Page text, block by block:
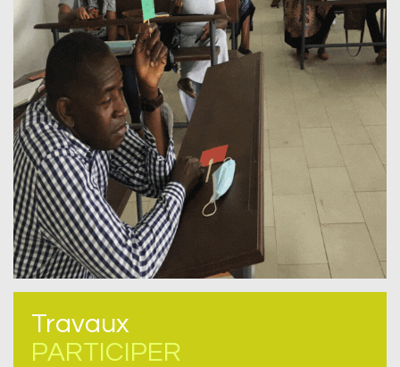
Travaux
PARTICIPER